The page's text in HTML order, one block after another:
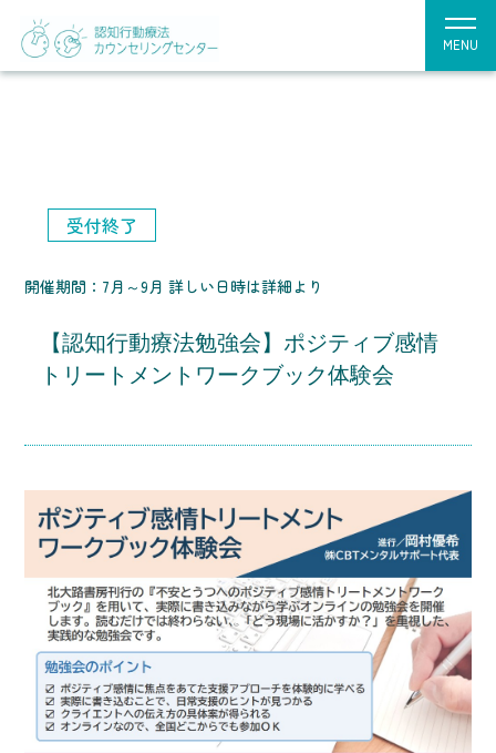
MENU
受付終了
開催期間：7月～9月 詳しい日時は詳細より
【認知行動療法勉強会】ポジティブ感情
トリートメントワークブック体験会